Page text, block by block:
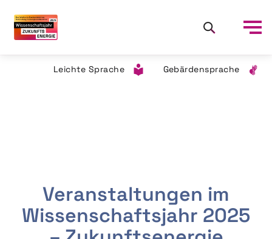
Leichte Sprache Gebärdensprache
Veranstaltungen im
Wissenschaftsjahr 2025